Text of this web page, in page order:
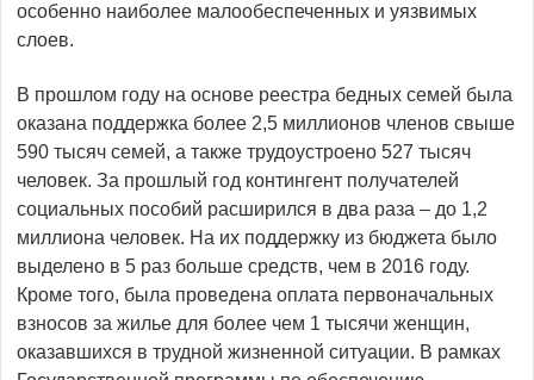
особенно наиболее малообеспеченных и уязвимых
слоев.
В прошлом году на основе реестра бедных семей была
оказана поддержка более 2,5 миллионов членов свыше
590 тысяч семей, а также трудоустроено 527 тысяч
человек. За прошлый год контингент получателей
социальных пособий расширился в два раза – до 1,2
миллиона человек. На их поддержку из бюджета было
выделено в 5 раз больше средств, чем в 2016 году.
Кроме того, была проведена оплата первоначальных
взносов за жилье для более чем 1 тысячи женщин,
оказавшихся в трудной жизненной ситуации. В рамках